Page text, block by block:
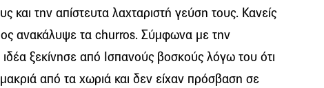
και την απίστευτα λαχταριστή γεύση τους. Κανείς
ανακάλυψε τα churros. Σύμφωνα με την
ξεκίνησε από Ισπανούς βοσκούς λόγω του ότι
από τα χωριά και δεν είχαν πρόσβαση σε